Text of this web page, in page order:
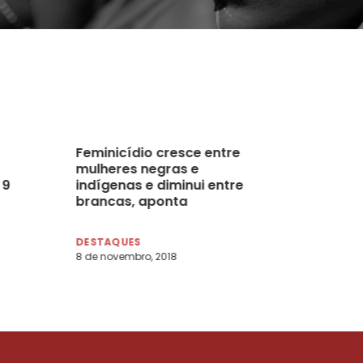
Feminicídio cresce entre
mulheres negras e
indígenas e diminui entre
brancas, aponta
DESTAQUES
8 de novembro, 2018